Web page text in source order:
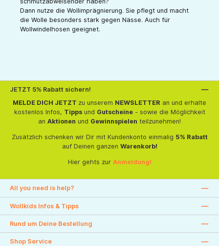
Dann nutze die Wollimprägnierung. Sie pflegt und macht
die Wolle besonders stark gegen Nässe. Auch für
Wollwindelhosen geeignet.
JETZT 5% Rabatt sichern!
MELDE DICH JETZT zu unserem NEWSLETTER an und erhalte
kostenlos Infos, Tippsund Gutscheine- sowie die Möglichkeit
an Aktionen und Gewinnspielen teilzunehmen!
Zusätzlich schenken wir Dir mit Kundenkonto einmalig 5% Rabatt
auf Deinen ganzen Warenkorb!
Hier gehts zur Anmeldung!
All you need is help?
Wollkids Infos & Tipps
Rund um Deine Bestellung
Shop Service